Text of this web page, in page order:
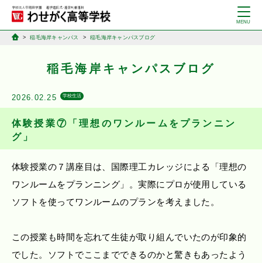
稲毛海岸キャンパス 稲毛海岸キャンパスブログ
稲毛海岸キャンパスブログ
2026.02.25 学校生活
体験授業⑦「理想のワンルームをプランニン
グ」
体験授業の７講座目は、国際理工カレッジによる「理想の
ワンルームをプランニング」。実際にプロが使用している
ソフトを使ってワンルームのプランを考えました。
この授業も時間を忘れて生徒が取り組んでいたのが印象的
でした。ソフトでここまでできるのかと驚きもあったよう